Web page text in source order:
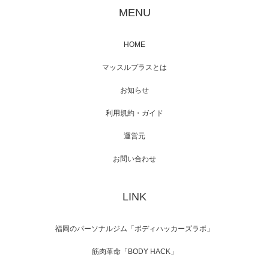
映画「メカバース」舞台挨拶へマッスルプラ
【TV】NHK BS「COOL JAPAN 」にてマッス
「ねとらぼ」さんに…
MENU
HOME
マッスルプラスとは
お知らせ
利用規約・ガイド
運営元
お問い合わせ
LINK
福岡のパーソナルジム「ボディハッカーズラボ」
筋肉革命「BODY HACK」